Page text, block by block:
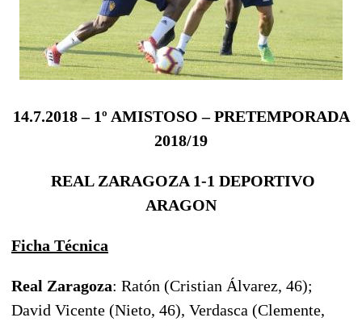
14.7.2018 – 1º AMISTOSO – PRETEMPORADA
2018/19
REAL ZARAGOZA 1-1 DEPORTIVO
ARAGON
Ficha Técnica
Real Zaragoza: Ratón (Cristian Álvarez, 46);
David Vicente (Nieto, 46), Verdasca (Clemente,